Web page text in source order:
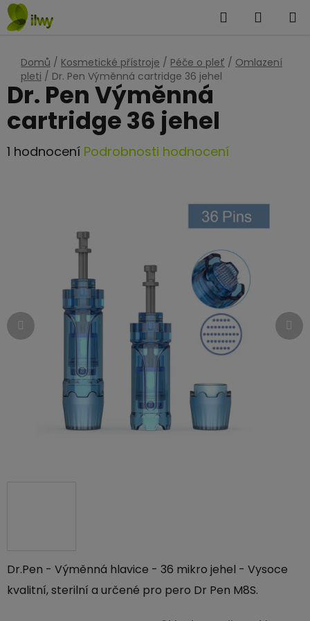
Přejít
na
Hledat
Domů / Kosmetické přístroje / Péče o pleť / Omlazení
pleti / Dr. Pen Výměnná cartridge 36 jehel
Dr.Pen - Výměnná hlavice - 36 mikro jehel - Vysoce
kvalitní, sterilní a určené pro pero Dr Pen M8S.
Dr. Pen Výměnná
cartridge 36 jehel
Průměrné
hvězdiček.
1 hodnocení Podrobnosti hodnocení